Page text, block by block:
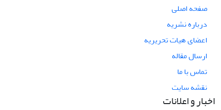
صفحه اصلی
درباره نشریه
اعضای هیات تحریریه
ارسال مقاله
تماس با ما
نقشه سایت
اخبار و اعلانات